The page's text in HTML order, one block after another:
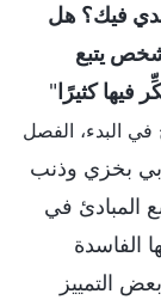
فيك؟ هل
يتبع
فيها كثيرًا"
في البدء، الفصل
بخزي وذنب
المبادئ في
الفاسدة
التمييز